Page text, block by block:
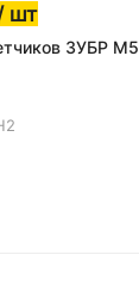
шт
ЗУБР М5